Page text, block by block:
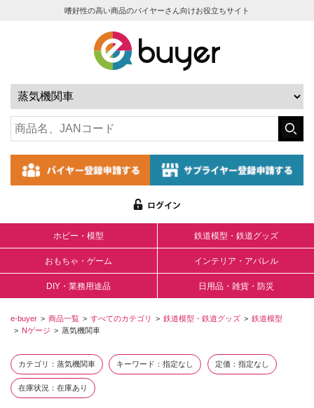
嗜好性の高い商品のバイヤーさん向けお役立ちサイト
ホビー・模型 鉄道模型・鉄道グッズ
おもちゃ・ゲーム インテリア・アパレル
DIY・業務用途品 日用品・雑貨・防災
e-buyer 商品一覧 すべてのカテゴリ 鉄道模型・鉄道グッズ
鉄道模型
Nゲージ
蒸気機関車
カテゴリ 蒸気機関車 キーワード 指定なし 定価 指定なし
在庫状況 在庫あり